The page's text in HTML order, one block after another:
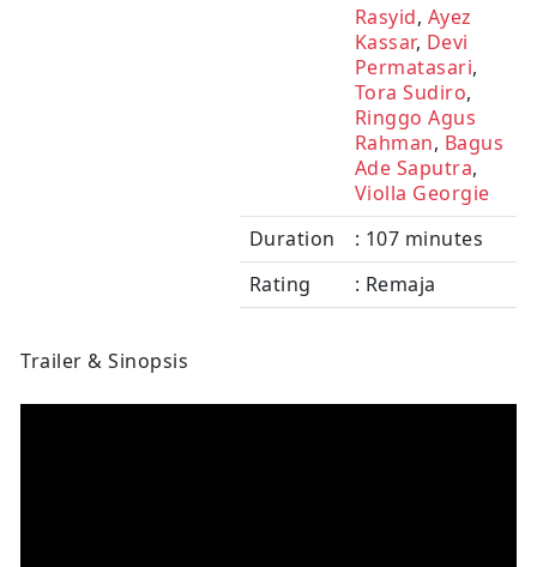
Rasyid, Ayez
Kassar, Devi
Permatasari,
Tora Sudiro,
Ringgo Agus
Rahman, Bagus
Ade Saputra,
Violla Georgie
Duration
: 107 minutes
Rating
: Remaja
Trailer & Sinopsis